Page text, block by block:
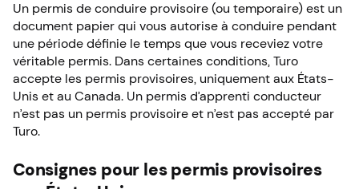
Un permis de conduire provisoire (ou temporaire) est un
document papier qui vous autorise à conduire pendant
une période définie le temps que vous receviez votre
véritable permis. Dans certaines conditions, Turo
accepte les permis provisoires, uniquement aux États-
Unis et au Canada. Un permis d’apprenti conducteur
n’est pas un permis provisoire et n’est pas accepté par
Turo.
Consignes pour les permis provisoires